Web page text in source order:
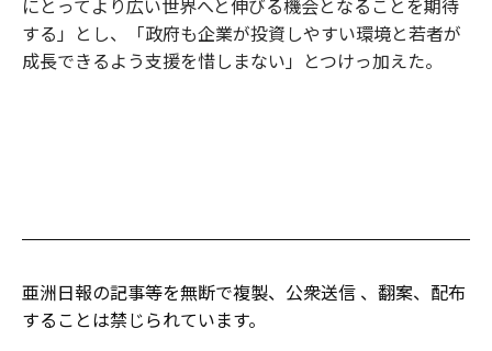
にとってより広い世界へと伸びる機会となることを期待
する」とし、「政府も企業が投資しやすい環境と若者が
成長できるよう支援を惜しまない」とつけっ加えた。
亜洲日報の記事等を無断で複製、公衆送信 、翻案、配布
することは禁じられています。